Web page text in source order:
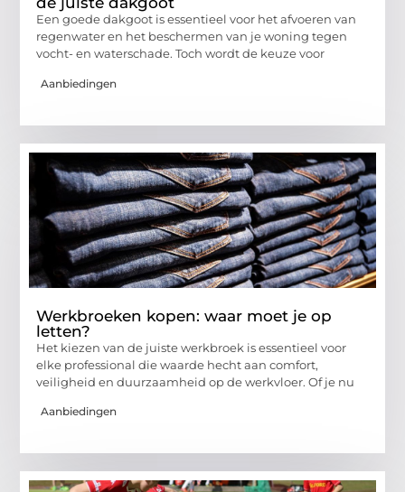
Een goede dakgoot is essentieel voor het afvoeren van
regenwater en het beschermen van je woning tegen
vocht- en waterschade. Toch wordt de keuze voor
Aanbiedingen
Werkbroeken kopen: waar moet je op
letten?
Het kiezen van de juiste werkbroek is essentieel voor
elke professional die waarde hecht aan comfort,
veiligheid en duurzaamheid op de werkvloer. Of je nu
Aanbiedingen